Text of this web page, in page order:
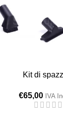
Kit di
€65,00 IVA